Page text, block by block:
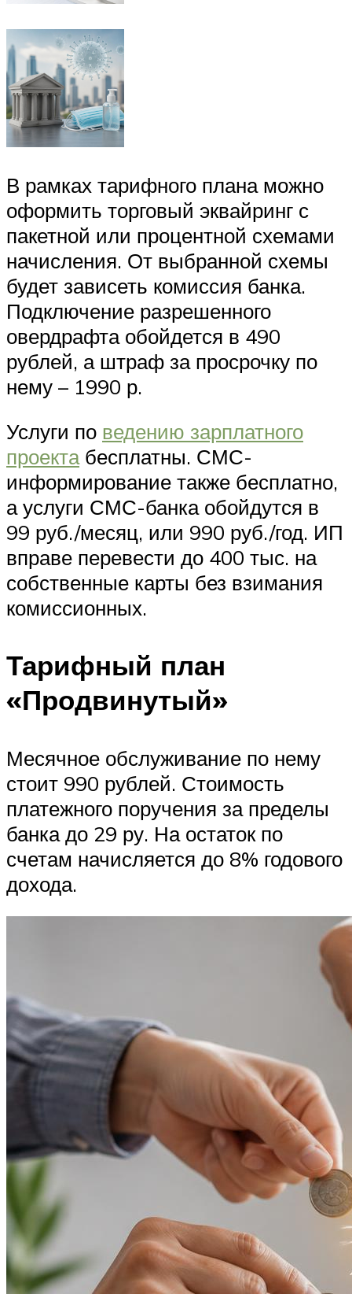
В рамках тарифного плана можно
оформить торговый эквайринг с
пакетной или процентной схемами
начисления. От выбранной схемы
будет зависеть комиссия банка.
Подключение разрешенного
овердрафта обойдется в 490
рублей, а штраф за просрочку по
нему – 1990 р.
Услуги по ведению зарплатного
проектабесплатны. СМС-
информирование также бесплатно,
а услуги СМС-банка обойдутся в
99 руб./месяц, или 990 руб./год. ИП
вправе перевести до 400 тыс. на
собственные карты без взимания
комиссионных.
Тарифный план
«Продвинутый»
Месячное обслуживание по нему
стоит 990 рублей. Стоимость
платежного поручения за пределы
банка до 29 ру. На остаток по
счетам начисляется до 8% годового
дохода.